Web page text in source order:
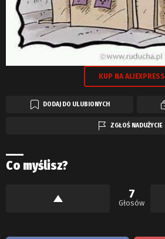
KUP NA ALIEXPRESS
DODAJ DO ULUBIONYCH
ZGŁOŚ NADUŻYCIE
Co myślisz?
7
Głosów